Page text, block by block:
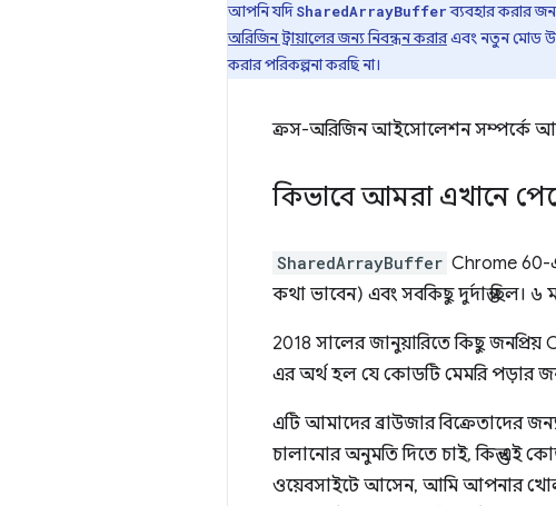
আপনি যদিSharedArrayBufferব্যবহার করার
অরিজিন ট্রায়ালের জন্য নিবন্ধন করারএবং নতুন মোড
করার পরিকল্পনা করছি না।
ক্রস-অরিজিন আইসোলেশন সম্পর্কে
কিভাবে আমরা এখানে
SharedArrayBuffer Chrome 60-
কথা ভাবেন) এবং সবকিছু দুর্দান্ত ছিল। ৬
2018 সালের জানুয়ারিতে কিছু জনপ্রিয়
এর অর্থ হল যে কোডটি মেমরি পড়ার
এটি আমাদের ব্রাউজার
চালানোর অনুমতি দিতে চাই, কিন্তু এই
ওয়েবসাইটে আসেন, আমি আপনার